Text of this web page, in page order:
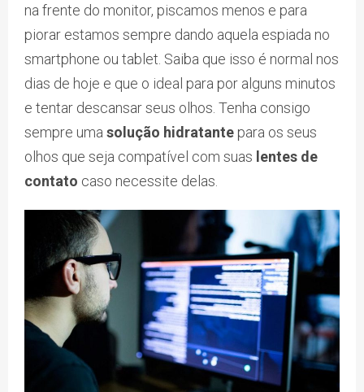
na frente do monitor, piscamos menos e para
piorar estamos sempre dando aquela espiada no
smartphone ou tablet. Saiba que isso é normal nos
dias de hoje e que o ideal para por alguns minutos
e tentar descansar seus olhos. Tenha consigo
sempre uma solução hidratante para os seus
olhos que seja compatível com suas lentes de
contato caso necessite delas.